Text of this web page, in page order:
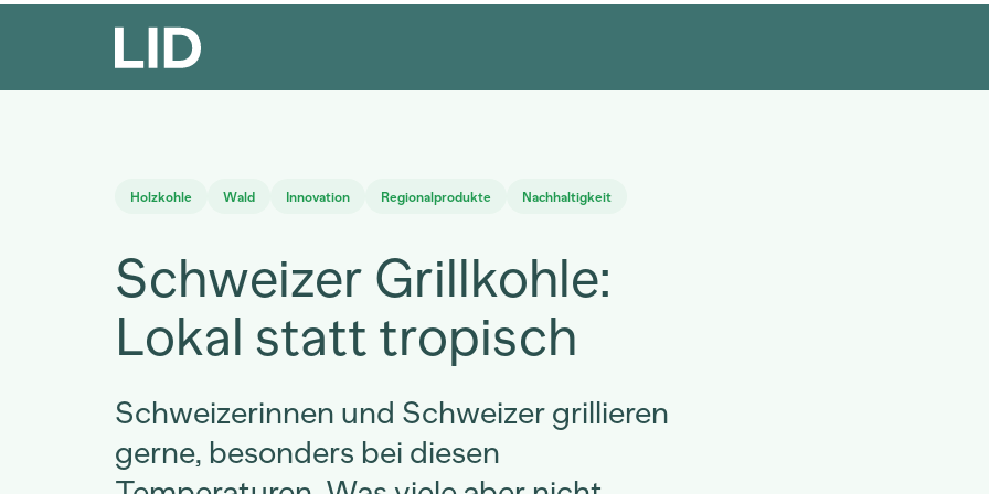
Holzkohle Wald Innovation Regionalprodukte Nachhaltigkeit
Schweizer Grillkohle:
Lokal statt tropisch
Schweizerinnen und Schweizer grillieren
gerne, besonders bei diesen